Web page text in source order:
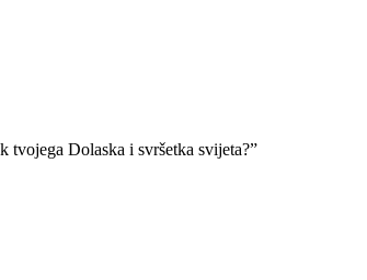
Dolaska i svršetka svijeta?”